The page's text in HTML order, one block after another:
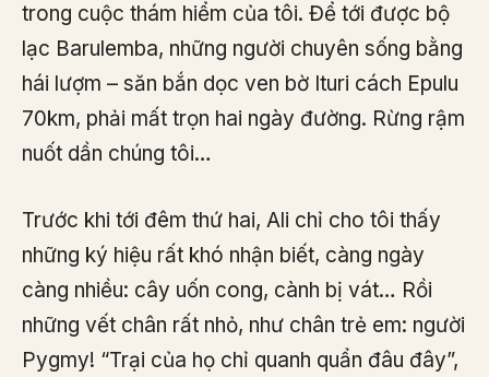
trong cuộc thám hiểm của tôi. Để tới được bộ
lạc Barulemba, những người chuyên sống bằng
hái lượm – săn bắn dọc ven bờ Ituri cách Epulu
70km, phải mất trọn hai ngày đường. Rừng rậm
nuốt dần chúng tôi…
Trước khi tới đêm thứ hai, Ali chỉ cho tôi thấy
những ký hiệu rất khó nhận biết, càng ngày
càng nhiều: cây uốn cong, cành bị vát… Rồi
những vết chân rất nhỏ, như chân trẻ em: người
Pygmy! “Trại của họ chỉ quanh quẩn đâu đây”,